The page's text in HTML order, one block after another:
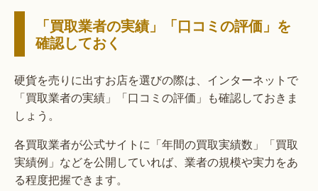
「買取業者の実績」「口コミの評価」を
確認しておく
硬貨を売りに出すお店を選びの際は、インターネットで
「買取業者の実績」「口コミの評価」も確認しておきま
しょう。
各買取業者が公式サイトに「年間の買取実績数」「買取
実績例」などを公開していれば、業者の規模や実力をあ
る程度把握できます。